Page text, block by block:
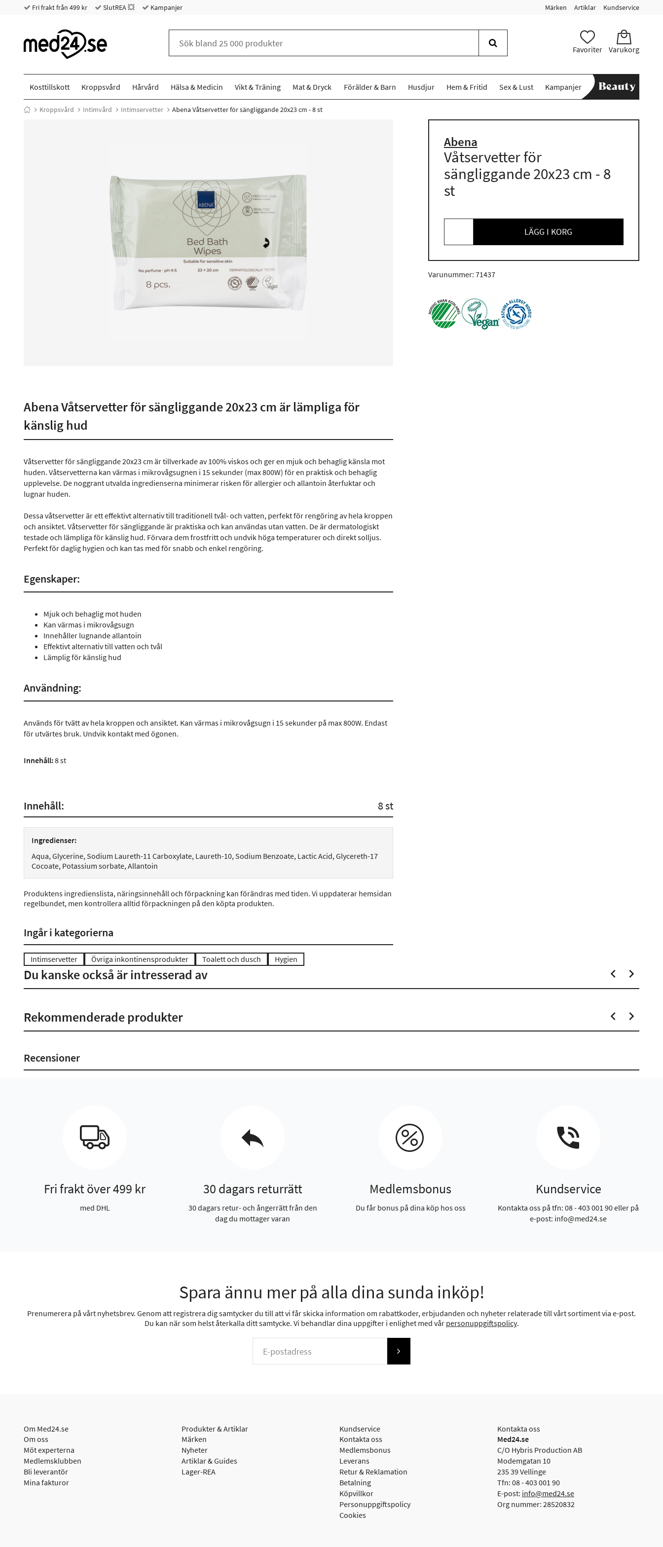
Fri frakt från 499 kr SlutREA 💥 Kampanjer Märken Artiklar Kundservice
Favoriter Varukorg
Kosttillskott Kroppsvård Hårvård Hälsa & Medicin Vikt & Träning Mat & Dryck Förälder & Barn Husdjur Hem & Fritid Sex & Lust Kampanjer
Kroppsvård Intimvård Intimservetter Abena Våtservetter för sängliggande 20x23 cm - 8 st
Abena
Våtservetter för
sängliggande 20x23 cm - 8
st
LÄGG I KORG
Varunummer: 71437
Abena Våtservetter för sängliggande 20x23 cm är lämpliga för
känslig hud
Våtservetter för sängliggande 20x23 cm är tillverkade av 100% viskos och ger en mjuk och behaglig känsla mot
huden. Våtservetterna kan värmas i mikrovågsugnen i 15 sekunder (max 800W) för en praktisk och behaglig
upplevelse. De noggrant utvalda ingredienserna minimerar risken för allergier och allantoin återfuktar och
lugnar huden.
Dessa våtservetter är ett effektivt alternativ till traditionell tvål- och vatten, perfekt för rengöring av hela kroppen
och ansiktet. Våtservetter för sängliggande är praktiska och kan användas utan vatten. De är dermatologiskt
testade och lämpliga för känslig hud. Förvara dem frostfritt och undvik höga temperaturer och direkt solljus.
Perfekt för daglig hygien och kan tas med för snabb och enkel rengöring.
Egenskaper:
Mjuk och behaglig mot huden
Kan värmas i mikrovågsugn
Innehåller lugnande allantoin
Effektivt alternativ till vatten och tvål
Lämplig för känslig hud
Användning:
Används för tvätt av hela kroppen och ansiktet. Kan värmas i mikrovågsugn i 15 sekunder på max 800W. Endast
för utvärtes bruk. Undvik kontakt med ögonen.
Innehåll:8 st
Innehåll: 8 st
Ingredienser:
Aqua, Glycerine, Sodium Laureth-11 Carboxylate, Laureth-10, Sodium Benzoate, Lactic Acid, Glycereth-17
Cocoate, Potassium sorbate, Allantoin
Produktens ingredienslista, näringsinnehåll och förpackning kan förändras med tiden. Vi uppdaterar hemsidan
regelbundet, men kontrollera alltid förpackningen på den köpta produkten.
Ingår i kategorierna
Intimservetter Övriga inkontinensprodukter Toalett och dusch Hygien
Du kanske också är intresserad av
Rekommenderade produkter
Recensioner
Fri frakt över 499 kr
med DHL
30 dagars returrätt
30 dagars retur- och ångerrätt från den
dag du mottager varan
Medlemsbonus
Du får bonus på dina köp hos oss
Kundservice
Kontakta oss på tfn: 08 - 403 001 90 eller på
e-post: info@med24.se
Spara ännu mer på alla dina sunda inköp!
Prenumerera på vårt nyhetsbrev. Genom att registrera dig samtycker du till att vi får skicka information om rabattkoder, erbjudanden och nyheter relaterade till vårt sortiment via e-post.
Du kan när som helst återkalla ditt samtycke. Vi behandlar dina uppgifter i enlighet med vår personuppgiftspolicy.
Om Med24.se
Om oss
Möt experterna
Medlemsklubben
Bli leverantör
Mina fakturor
Produkter & Artiklar
Märken
Nyheter
Artiklar & Guides
Lager-REA
Kundservice
Kontakta oss
Medlemsbonus
Leverans
Retur & Reklamation
Betalning
Köpvillkor
Personuppgiftspolicy
Cookies
Kontakta oss
Med24.se
C/O Hybris Production AB
Modemgatan 10
235 39 Vellinge
Tfn: 08 - 403 001 90
E-post: info@med24.se
Org nummer: 28520832